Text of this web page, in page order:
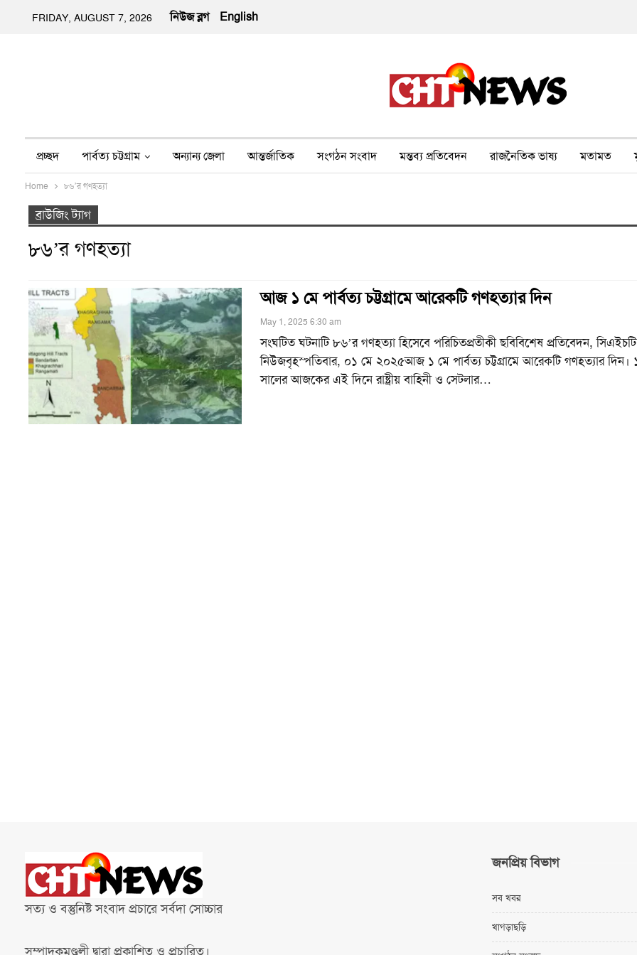
FRIDAY, AUGUST 7, 2026 নিউজ ব্লগ English
প্রচ্ছদ পার্বত্য চট্টগ্রাম অন্যান্য জেলা আন্তর্জাতিক সংগঠন সংবাদ মন্তব্য প্রতিবেদন রাজনৈতিক ভাষ্য মতামত
অন্য মিডিয়া ইতিহাস
Home ৮৬’র গণহত্যা
ব্রাউজিং ট্যাগ
৮৬’র গণহত্যা
আজ ১ মে পার্বত্য চট্টগ্রামে আরেকটি গণহত্যার দিন
May 1, 2025 6:30 am
সংঘটিত ঘটনাটি ৮৬’র গণহত্যা হিসেবে পরিচিতপ্রতীকী ছবিবিশেষ প্রতিবেদন, সিএইচটি
নিউজবৃহস্পতিবার, ০১ মে ২০২৫আজ ১ মে পার্বত্য চট্টগ্রামে আরেকটি গণহত্যার
সালের আজকের এই দিনে রাষ্ট্রীয় বাহিনী ও সেটলার…
সত্য ও বস্তুনিষ্ট সংবাদ প্রচারে সর্বদা সোচ্চার
সম্পাদকমণ্ডলী দ্বারা প্রকাশিত ও প্রচারিত।
জনপ্রিয় বিভাগ
সব খবর
খাগড়াছড়ি